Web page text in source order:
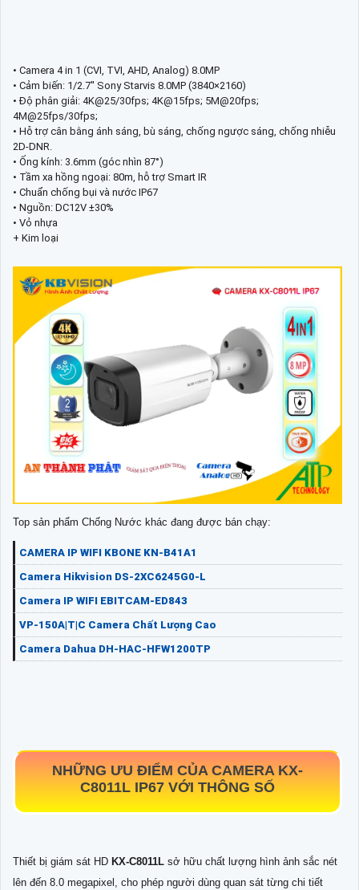
• Camera 4 in 1 (CVI, TVI, AHD, Analog) 8.0MP
• Cảm biến: 1/2.7'' Sony Starvis 8.0MP (3840×2160)
• Độ phân giải: 4K@25/30fps; 4K@15fps; 5M@20fps;
4M@25fps/30fps;
• Hỗ trợ cân bằng ánh sáng, bù sáng, chống ngược sáng, chống nhiễu
2D-DNR.
• Ống kính: 3.6mm (góc nhìn 87°)
• Tầm xa hồng ngoại: 80m, hỗ trợ Smart IR
• Chuẩn chống bụi và nước IP67
• Nguồn: DC12V ±30%
• Vỏ nhựa
+ Kim loại
Top sản phẩm Chống Nước khác đang được bán chạy:
CAMERA IP WIFI KBONE KN-B41A1
Camera Hikvision DS-2XC6245G0-L
Camera IP WIFI EBITCAM-ED843
VP-150A|T|C Camera Chất Lượng Cao
Camera Dahua DH-HAC-HFW1200TP
NHỮNG ƯU ĐIỂM CỦA CAMERA KX-
C8011L IP67 VỚI THÔNG SỐ
Thiết bị giám sát HD KX-C8011L sở hữu chất lượng hình ảnh sắc nét
lên đến 8.0 megapixel, cho phép người dùng quan sát từng chi tiết